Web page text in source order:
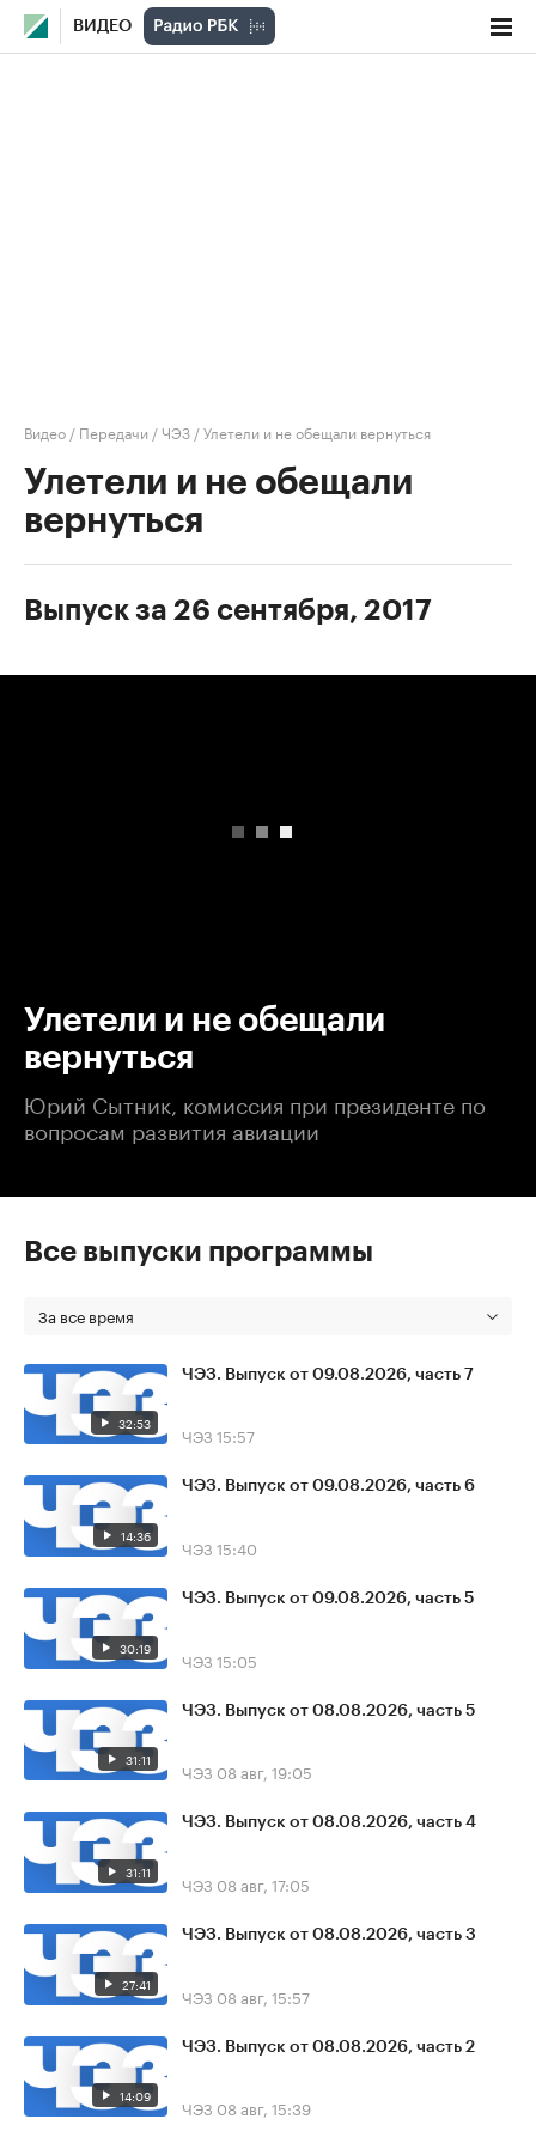
ВИДЕО
Видео / Передачи /ЧЭЗ /Улетели и не обещали вернуться
Улетели и не обещали
вернуться
Выпуск за 26 сентября, 2017
Улетели и не обещали
вернуться
Юрий Сытник, комиссия при президенте по
вопросам развития авиации
Все выпуски программы
За все время
32:53
ЧЭЗ. Выпуск от 09.08.2026, часть 7
ЧЭЗ 15:57
14:36
ЧЭЗ. Выпуск от 09.08.2026, часть 6
ЧЭЗ 15:40
30:19
ЧЭЗ. Выпуск от 09.08.2026, часть 5
ЧЭЗ 15:05
31:11
ЧЭЗ. Выпуск от 08.08.2026, часть 5
ЧЭЗ 08 авг, 19:05
31:11
ЧЭЗ. Выпуск от 08.08.2026, часть 4
ЧЭЗ 08 авг, 17:05
27:41
ЧЭЗ. Выпуск от 08.08.2026, часть 3
ЧЭЗ 08 авг, 15:57
14:09
ЧЭЗ. Выпуск от 08.08.2026, часть 2
ЧЭЗ 08 авг, 15:39